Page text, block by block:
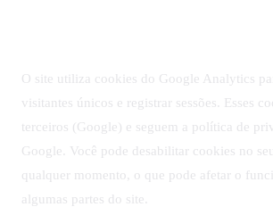
O site utiliza cookies do Google Analytics
visitantes únicos e registrar sessões. Esses
terceiros (Google) e seguem a política de
Google. Você pode desabilitar cookies no
qualquer momento, o que pode afetar o
algumas partes do site.